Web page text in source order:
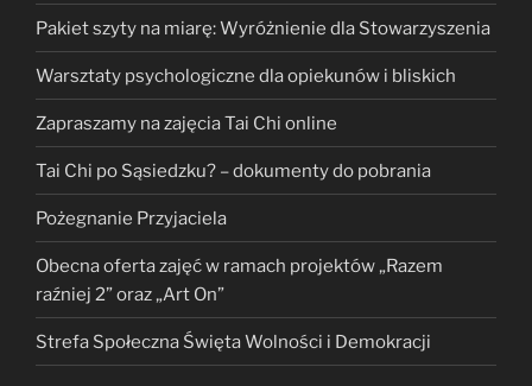
Pakiet szyty na miarę: Wyróżnienie dla Stowarzyszenia
Warsztaty psychologiczne dla opiekunów i bliskich
Zapraszamy na zajęcia Tai Chi online
Tai Chi po Sąsiedzku? – dokumenty do pobrania
Pożegnanie Przyjaciela
Obecna oferta zajęć w ramach projektów „Razem
raźniej 2” oraz „Art On”
Strefa Społeczna Święta Wolności i Demokracji